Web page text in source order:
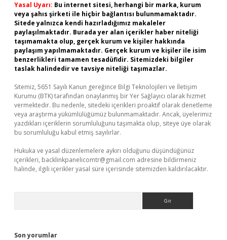
Yasal Uyarı: Bu internet sitesi, herhangi bir marka, kurum
veya şahıs şirketi ile hiçbir bağlantısı bulunmamaktadır.
Sitede yalnızca kendi hazırladığımız makaleler
paylaşılmaktadır. Burada yer alan içerikler haber niteliği
taşımamakta olup, gerçek kurum ve kişiler hakkında
paylaşım yapılmamaktadır. Gerçek kurum ve kişiler ile isim
benzerlikleri tamamen tesadüfidir. Sitemizdeki bilgiler
taslak halindedir ve tavsiye niteliği taşımazlar.
Sitemiz, 5651 Sayılı Kanun gereğince Bilgi Teknolojileri ve İletişim
Kurumu (BTK) tarafından onaylanmış bir Yer Sağlayıcı olarak hizmet
vermektedir. Bu nedenle, sitedeki içerikleri proaktif olarak denetleme
veya araştırma yükümlülüğümüz bulunmamaktadır. Ancak, üyelerimiz
yazdıkları içeriklerin sorumluluğunu taşımakta olup, siteye üye olarak
bu sorumluluğu kabul etmiş sayılırlar.
Hukuka ve yasal düzenlemelere aykırı olduğunu düşündüğünüz
içerikleri, backlinkpanelicomtr@gmail.com adresine bildirmeniz
halinde, ilgili içerikler yasal süre içerisinde sitemizden kaldırılacaktır.
Son yorumlar